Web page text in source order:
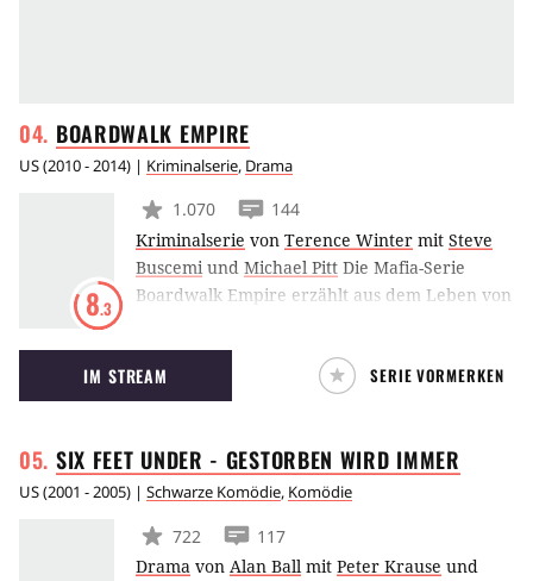
BOARDWALK EMPIRE
US(2010 - 2014) | Kriminalserie, Drama
8.3
1.070
144
Kriminalserie von Terence Winter mit Steve
Buscemi und Michael Pitt Die Mafia-Serie
Boardwalk Empire erzählt aus dem Leben von
während der Prohibition der unangefochtene
Drahtzieher von Atlantic City war, sowohl als
Politiker als auch als Gangster. Das HBO-
agefangen bei seinen Aufstieg zu Beginn der
1920er Jahre bis hin zum Zerfall seines
Ereignissen der Weltwirtschaftskrise sowie der
darauffolgenden Großen Depression in
IM STREAM SERIE VORMERKEN
SIX FEET UNDER - GESTORBEN WIRD IMMER
US(2001 - 2005) | Schwarze Komödie, Komödie
722
117
Drama von Alan Ball mit Peter Krause und